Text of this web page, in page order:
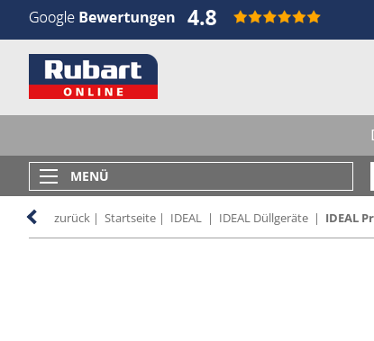
MENÜ
zurück | Startseite | IDEAL | IDEAL Düllgeräte | IDEAL